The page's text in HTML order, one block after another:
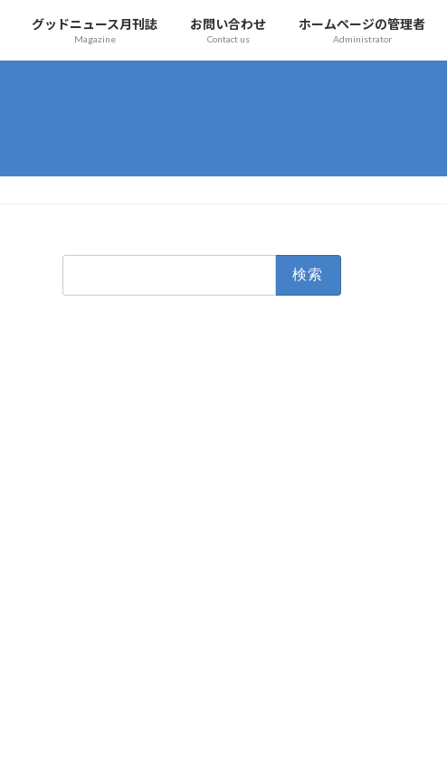
グッドニュース月刊誌
Magazine
お問い合わせ
Contact us
ホームページの管理者
Administrator